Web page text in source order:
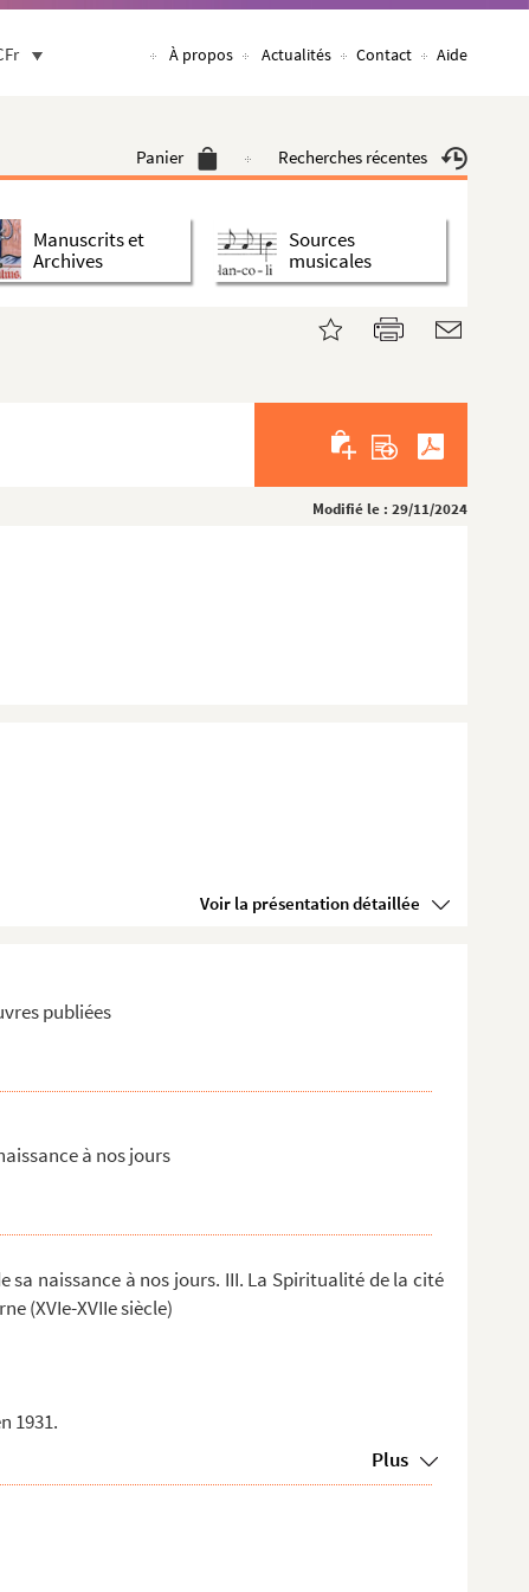
À propos Actualités Contact Aide
Panier Recherches récentes
Manuscrits et
Archives
Sources
musicales
Modifié le : 29/11/2024
Voir la présentation détaillée
publiées
à nos jours
sa naissance à nos jours. III. La Spiritualité de la cité
(XVIe-XVIIe siècle)
1931.
Plus